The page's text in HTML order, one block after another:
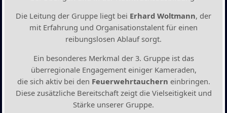
Die Leitung der Gruppe liegt bei Erhard Woltmann, der
mit Erfahrung und Organisationstalent für einen
reibungslosen Ablauf sorgt.
Ein besonderes Merkmal der 3. Gruppe ist das
überregionale Engagement einiger Kameraden,
die sich aktiv bei den Feuerwehrtauchern einbringen.
Diese zusätzliche Bereitschaft zeigt die Vielseitigkeit und
Stärke unserer Gruppe.